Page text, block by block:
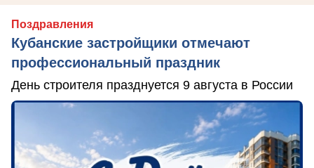
Поздравления
Кубанские застройщики отмечают
профессиональный праздник
День строителя празднуется 9 августа в России